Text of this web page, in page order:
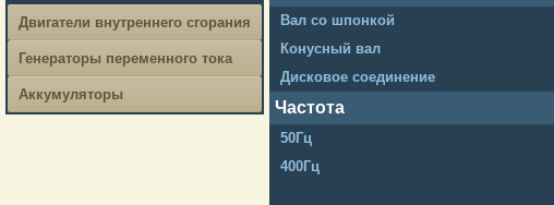
Двигатели внутреннего сгорания
Генераторы переменного тока
Аккумуляторы
Вал со шпонкой
Конусный вал
Дисковое соединение
Частота
50Гц
400Гц